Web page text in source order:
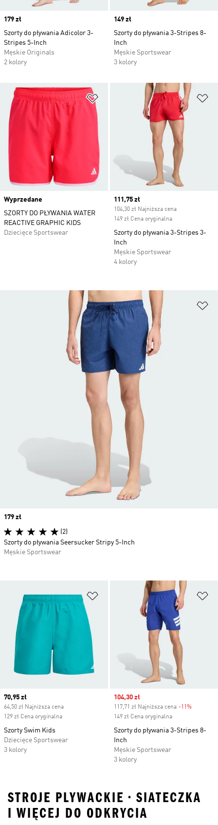
Price
179 zł
Szorty do pływania Adicolor 3-
Stripes 5-Inch
Męskie Originals
2 kolory
Price
149 zł
Szorty do pływania 3-Stripes 8-
Inch
Męskie Sportswear
3 kolory
Dodaj do listy życzeń
Wyprzedane
SZORTY DO PŁYWANIA WATER
REACTIVE GRAPHIC KIDS
Dziecięce Sportswear
Current price
111,75 zł
104,30 zł Najniższa cena
149 zł Cena oryginalna
Szorty do pływania 3-Stripes 3-
Inch
Męskie Sportswear
4 kolory
Dodaj do listy życzeń
Current price
70,95 zł
64,50 zł Najniższa cena
129 zł Cena oryginalna
Szorty Swim Kids
Dziecięce Sportswear
3 kolory
Sale price
104,30 zł
117,71 zł Najniższa cena -11%
149 zł Cena oryginalna
Szorty do pływania 3-Stripes 8-
Inch
Męskie Sportswear
3 kolory
Price
179 zł
(2)
Szorty do pływania Seersucker Stripy 5-Inch
Męskie Sportswear
STROJE PLYWACKIE • SIATECZKA
I WIĘCEJ DO ODKRYCIA